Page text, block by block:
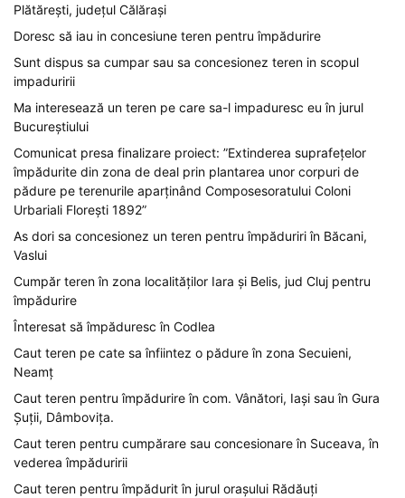
Plătărești, județul Călărași
Doresc să iau in concesiune teren pentru împădurire
Sunt dispus sa cumpar sau sa concesionez teren in scopul
impaduririi
Ma interesează un teren pe care sa-l impaduresc eu în jurul
Bucureștiului
Comunicat presa finalizare proiect: ”Extinderea suprafețelor
împădurite din zona de deal prin plantarea unor corpuri de
pădure pe terenurile aparținând Composesoratului Coloni
Urbariali Florești 1892”
As dori sa concesionez un teren pentru împăduriri în Băcani,
Vaslui
Cumpăr teren în zona localităților Iara și Belis, jud Cluj pentru
împădurire
Înteresat să împăduresc în Codlea
Caut teren pe cate sa înfiintez o pădure în zona Secuieni,
Neamț
Caut teren pentru împădurire în com. Vânători, Iași sau în Gura
Șuții, Dâmbovița.
Caut teren pentru cumpărare sau concesionare în Suceava, în
vederea împăduririi
Caut teren pentru împădurit în jurul orașului Rădăuți